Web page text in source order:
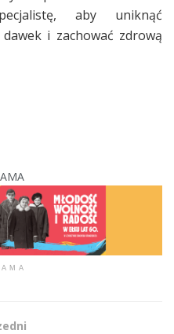
aby uniknąć
i zachować zdrową